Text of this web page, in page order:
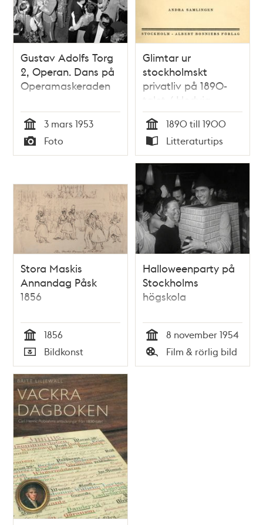
Gustav Adolfs Torg
2, Operan. Dans på
Operamaskeraden
Tid
3 mars 1953
Typ
Foto
Glimtar ur
stockholmskt
privatliv på 1890-
talet / Hedvig
Svedenborg
Tid
1890 till 1900
Typ
Litteraturtips
Stora Maskis
Annandag Påsk
1856
Tid
1856
Typ
Bildkonst
Halloweenparty på
Stockholms
högskola
Tid
8 november 1954
Typ
Film & rörlig bild